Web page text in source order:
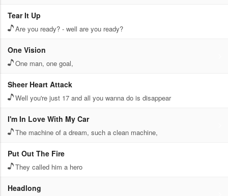
Tear It Up
Are you ready? - well are you ready?
One Vision
One man, one goal,
Sheer Heart Attack
Well you're just 17 and all you wanna do is disappear
I'm In Love With My Car
The machine of a dream, such a clean machine,
Put Out The Fire
They called him a hero
Headlong